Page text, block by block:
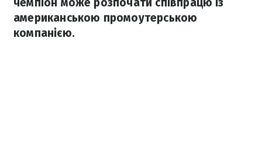
американською промоутерською
компанією.